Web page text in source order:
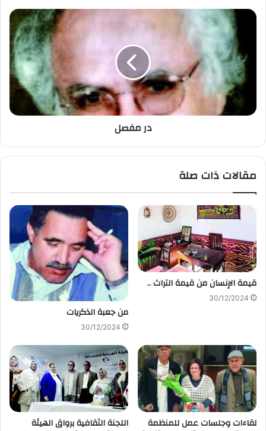
در مفصل
مقالات ذات صلة
قيمة الإنسان من قيمة التراث ..
30/12/2024
من جعبة الذكريات
30/12/2024
لقاءات وجلسات عمل للمنظمة اللجنة الثقافية برواق الهيئة